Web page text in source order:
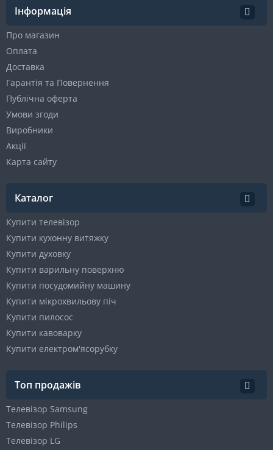
Інформація
Про магазин
Оплата
Доставка
Гарантія та Повернення
Публічна оферта
Умови згоди
Виробники
Акції
Карта сайту
Каталог
Купити телевізор
Купити кухонну витяжку
Купити духовку
Купити варильну поверхню
Купити посудомийну машину
Купити мікрохвильову піч
Купити пилосос
Купити кавоварку
Купити електром'ясорубку
Топ продажів
Телевізор Samsung
Телевізор Philips
Телевізор LG